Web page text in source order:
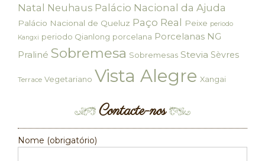
Natal Neuhaus Palácio Nacional da Ajuda
Palácio Nacional de Queluz Paço Real Peixe periodo
Kangxi periodo Qianlong porcelana Porcelanas NG
Praliné Sobremesa Sobremesas Stevia Sèvres
Terrace Vegetariano Vista Alegre Xangai
Contacte-nos
Nome (obrigatório)